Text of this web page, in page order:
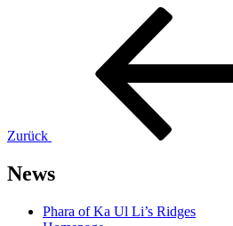
Beitragsnavigation
Zurück
News
Phara of Ka Ul Li’s Ridges